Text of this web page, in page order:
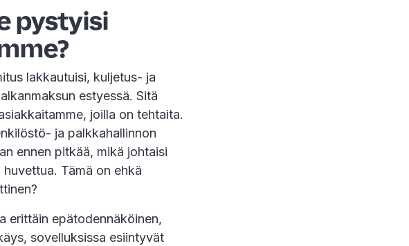
pystyisi
lakkautuisi, kuljetus- ja
estyessä. Sitä
joilla on tehtaita.
ja palkkahallinnon
ennen pitkää, mikä johtaisi
Tämä on ehkä
erittäin epätodennäköinen,
sovelluksissa esiintyvät